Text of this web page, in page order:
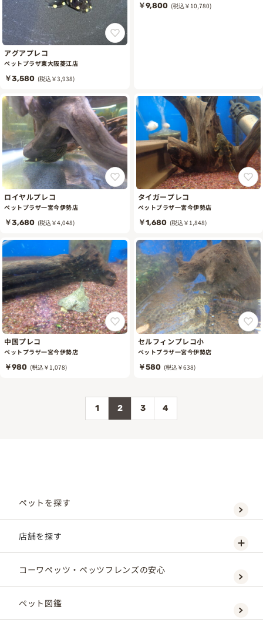
アグアプレコ
ペットプラザ東大阪菱江店
￥3,580 (税込￥3,938)
￥9,800 (税込￥10,780)
ロイヤルプレコ
ペットプラザ一宮今伊勢店
￥3,680 (税込￥4,048)
タイガープレコ
ペットプラザ一宮今伊勢店
￥1,680 (税込￥1,848)
中国プレコ
ペットプラザ一宮今伊勢店
￥980 (税込￥1,078)
セルフィンプレコ小
ペットプラザ一宮今伊勢店
￥580 (税込￥638)
1 2 3 4
ペットを探す
店舗を探す
コーワペッツ・ペッツフレンズの安心
ペット図鑑